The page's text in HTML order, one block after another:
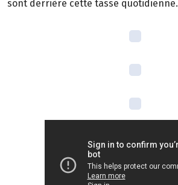
sont derrière cette tasse quotidienne.